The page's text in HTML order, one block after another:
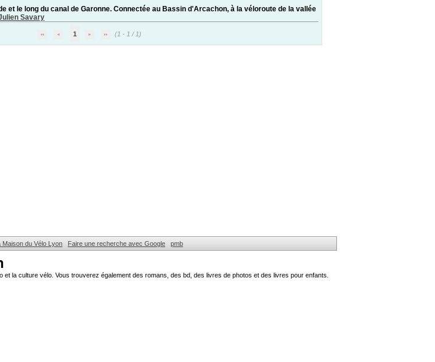
et le long du canal de Garonne. Connectée au Bassin d'Arcachon, à la véloroute de la vallée
Savary
1 (1 - 1 / 1)
Maison du Vélo Lyon Faire une recherche avec Google pmb
la culture vélo. Vous trouverez également des romans, des bd, des livres de photos et des livres pour enfants.